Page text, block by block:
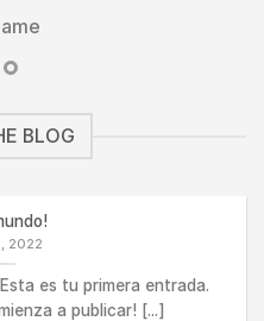
BLOG
2022
es tu primera entrada.
a publicar! [...]